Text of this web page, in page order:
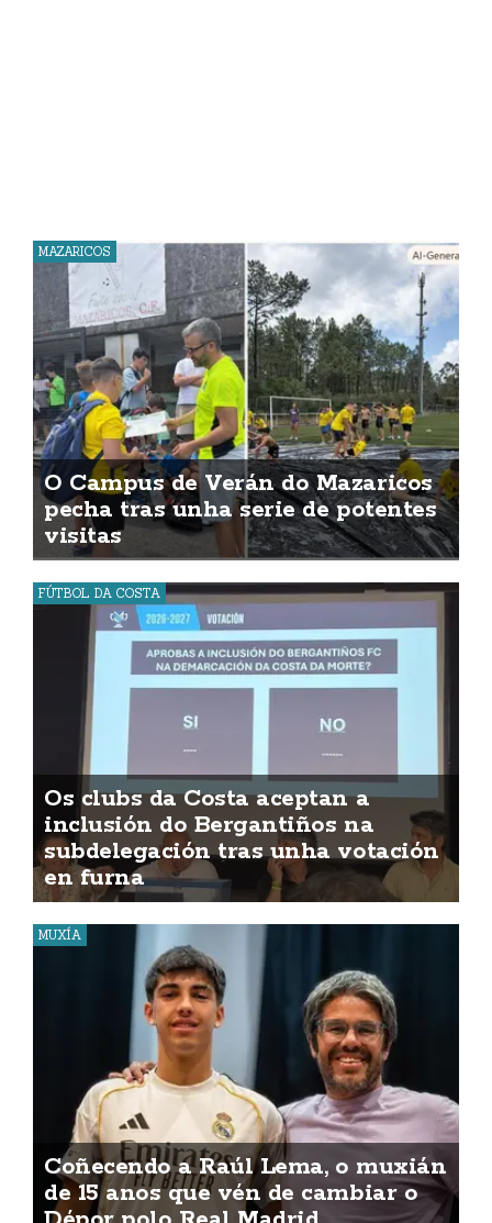
MAZARICOS
O Campus de Verán do Mazaricos
pecha tras unha serie de potentes
visitas
FÚTBOL DA COSTA
Os clubs da Costa aceptan a
inclusión do Bergantiños na
subdelegación tras unha votación
en furna
MUXÍA
Coñecendo a Raúl Lema, o muxián
de 15 anos que vén de cambiar o